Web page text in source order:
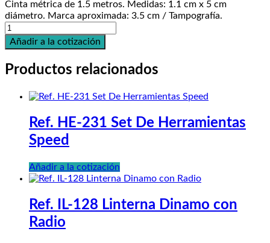
Cinta métrica de 1.5 metros. Medidas: 1.1 cm x 5 cm
diámetro. Marca aproximada: 3.5 cm / Tampografía.
Ref.
HE-
274
Retráctil
cantidad
Añadir a la cotización
Productos relacionados
Ref. HE-231 Set De Herramientas
Speed
Añadir a la cotización
Ref. IL-128 Linterna Dinamo con
Radio